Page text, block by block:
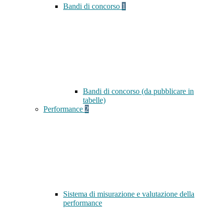
Bandi di concorso 1
Bandi di concorso (da pubblicare in
tabelle)
Performance 2
Sistema di misurazione e valutazione della
performance